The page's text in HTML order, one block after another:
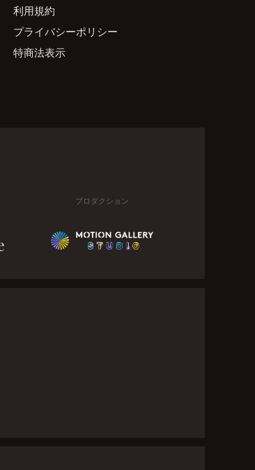
利用規約
プライバシーポリシー
特商法表示
プロダクション